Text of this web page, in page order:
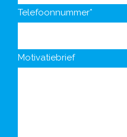
Telefoonnummer*
Motivatiebrief